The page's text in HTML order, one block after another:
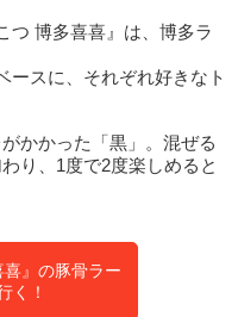
つ 博多喜喜』は、博多ラ
ースに、それぞれ好きなト
かかった「黒」。混ぜる
り、1度で2度楽しめると
』の豚骨ラー
く！